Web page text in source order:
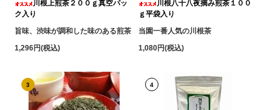
川根上煎茶２００ｇ真空パッ
ク入り
旨味、渋味が調和した味のある煎茶
1,296円(税込)
川根八十八夜摘み煎茶１００
ｇ平袋入り
当園一番人気の川根茶
1,080円(税込)
3 4